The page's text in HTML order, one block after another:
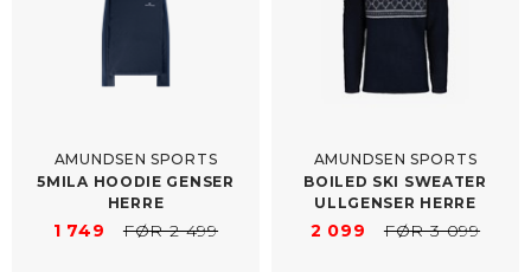
AMUNDSEN SPORTS
5MILA HOODIE GENSER
HERRE
1 749 FØR 2 499
AMUNDSEN SPORTS
BOILED SKI SWEATER
ULLGENSER HERRE
2 099 FØR 3 099